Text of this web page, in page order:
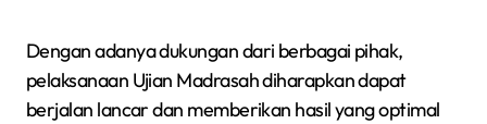
Dengan adanya dukungan dari berbagai pihak,
pelaksanaan Ujian Madrasah diharapkan dapat
berjalan lancar dan memberikan hasil yang optimal